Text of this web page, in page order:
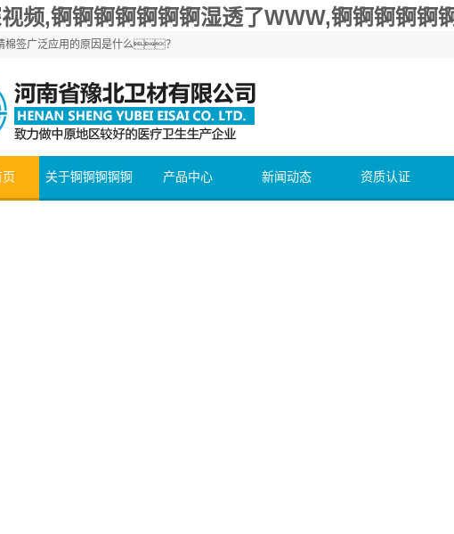
频,锕锕锕锕锕锕锕湿透了WWW,锕锕锕锕锕
棉签广泛应用的原因是什么？
锕锕锕好大视频网站棉和化妆棉有什么区别？
棉球的购买方法介绍
页 关于锕锕锕锕锕 产品中心 新闻动态 资质认证